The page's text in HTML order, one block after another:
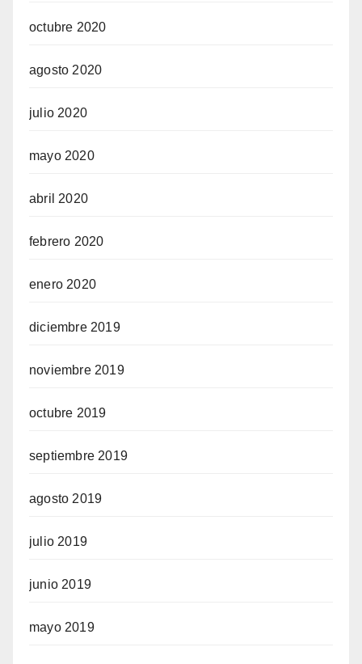
octubre 2020
agosto 2020
julio 2020
mayo 2020
abril 2020
febrero 2020
enero 2020
diciembre 2019
noviembre 2019
octubre 2019
septiembre 2019
agosto 2019
julio 2019
junio 2019
mayo 2019